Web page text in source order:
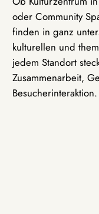
oder Community
finden in ganz
kulturellen und
jedem Standort
Zusammenarbeit,
Besucherinteraktion.